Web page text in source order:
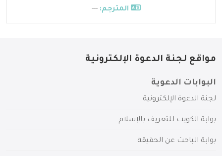
المترجم: ---
مواقع لجنة الدعوة الإلكترونية
البوابات الدعوية
لجنة الدعوة الإلكترونية
بوابة الكويت للتعريف بالإسلام
بوابة الباحث عن الحقيقة